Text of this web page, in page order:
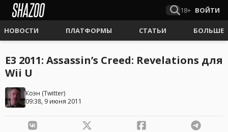
18+ ВОЙТИ
НОВОСТИ ПЛАТФОРМЫ СТАТЬИ БОЛЬШЕ
E3 2011: Assassin’s Creed: Revelations для
Wii U
Коэн (Twitter)
09:38, 9 июня 2011